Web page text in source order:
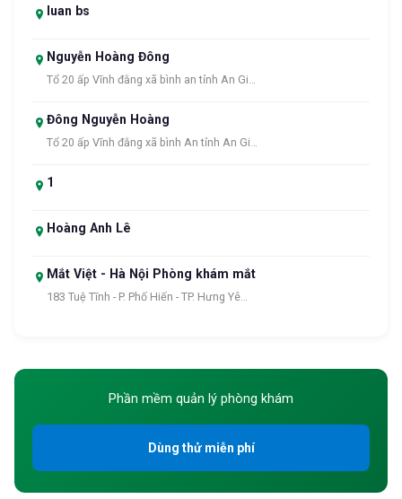
luan bs
Nguyễn Hoàng Đông
Tổ 20 ấp Vĩnh đằng xã bình an tỉnh An Gi…
Đông Nguyễn Hoàng
Tổ 20 ấp Vĩnh đằng xã bình An tỉnh An Gi…
1
Hoàng Anh Lê
Mắt Việt - Hà Nội Phòng khám mắt
183 Tuệ Tĩnh - P. Phố Hiến - TP. Hưng Yê…
Phần mềm quản lý phòng khám
Dùng thử miễn phí